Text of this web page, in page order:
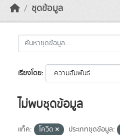
ชุดข้อมูล
เรียงโดย
ไม่พบชุดข้อมูล
แท็ค: โควิด ประเภทชุดข้อมูล: